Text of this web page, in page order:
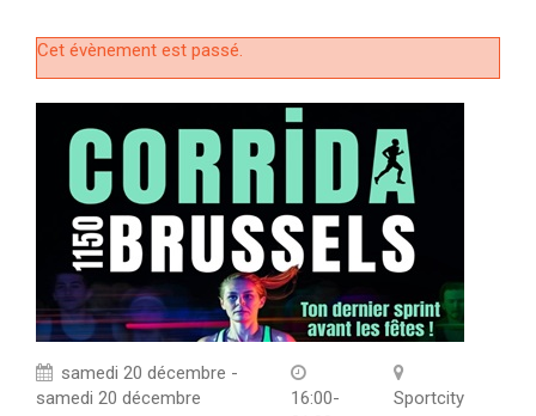
Cet évènement est passé.
samedi 20 décembre -
samedi 20 décembre
16:00-
Sportcity